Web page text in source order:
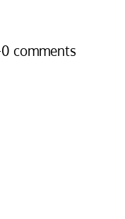
·0 comments